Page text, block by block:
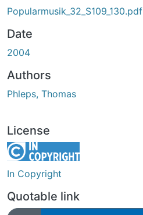
Popularmusik_32_S109_130.pdf
Date
2004
Authors
Phleps, Thomas
License
In Copyright
Quotable link